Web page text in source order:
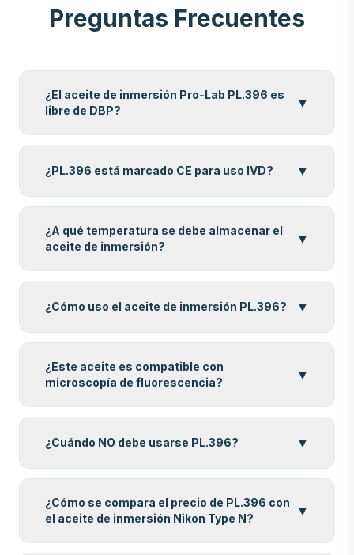
Preguntas Frecuentes
¿El aceite de inmersión Pro-Lab PL.396 es
libre de DBP?
▼
¿PL.396 está marcado CE para uso IVD? ▼
¿A qué temperatura se debe almacenar el
aceite de inmersión?
▼
¿Cómo uso el aceite de inmersión PL.396? ▼
¿Este aceite es compatible con
microscopía de fluorescencia?
▼
¿Cuándo NO debe usarse PL.396? ▼
¿Cómo se compara el precio de PL.396 con
el aceite de inmersión Nikon Type N?
▼